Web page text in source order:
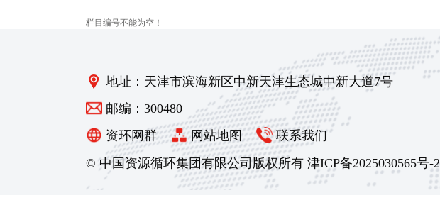
栏目编号不能为空！
地址：天津市滨海新区中新天津生态城中新大道7号
邮编：300480
资环网群
网站地图
联系我们
© 中国资源循环集团有限公司版权所有 津ICP备2025030565号-2